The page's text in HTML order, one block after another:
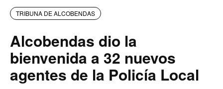
TRIBUNA DE ALCOBENDAS
Alcobendas dio la
bienvenida a 32 nuevos
agentes de la Policía Local